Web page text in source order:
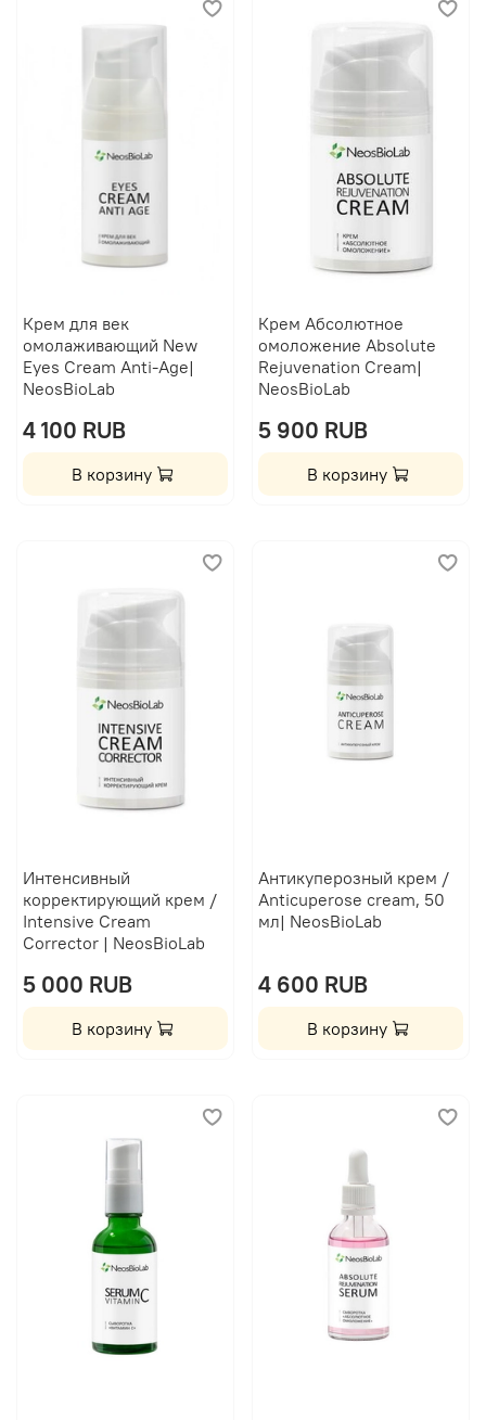
Крем для век
омолаживающий New
Eyes Cream Anti-Age|
NeosBioLab
4 100 RUB
В корзину
Крем Абсолютное
омоложение Absolute
Rejuvenation Cream|
NeosBioLab
5 900 RUB
В корзину
Интенсивный
корректирующий крем /
Intensive Cream
Corrector | NeosBioLab
5 000 RUB
В корзину
Антикуперозный крем /
Anticuperose cream, 50
мл| NeosBioLab
4 600 RUB
В корзину